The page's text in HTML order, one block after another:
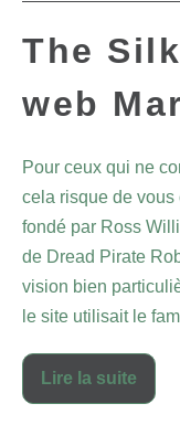
The
web
Pour ceux qui ne
cela risque de
fondé par Ross
de Dread Pirate
vision bien
le site utilisait le
Lire la suite